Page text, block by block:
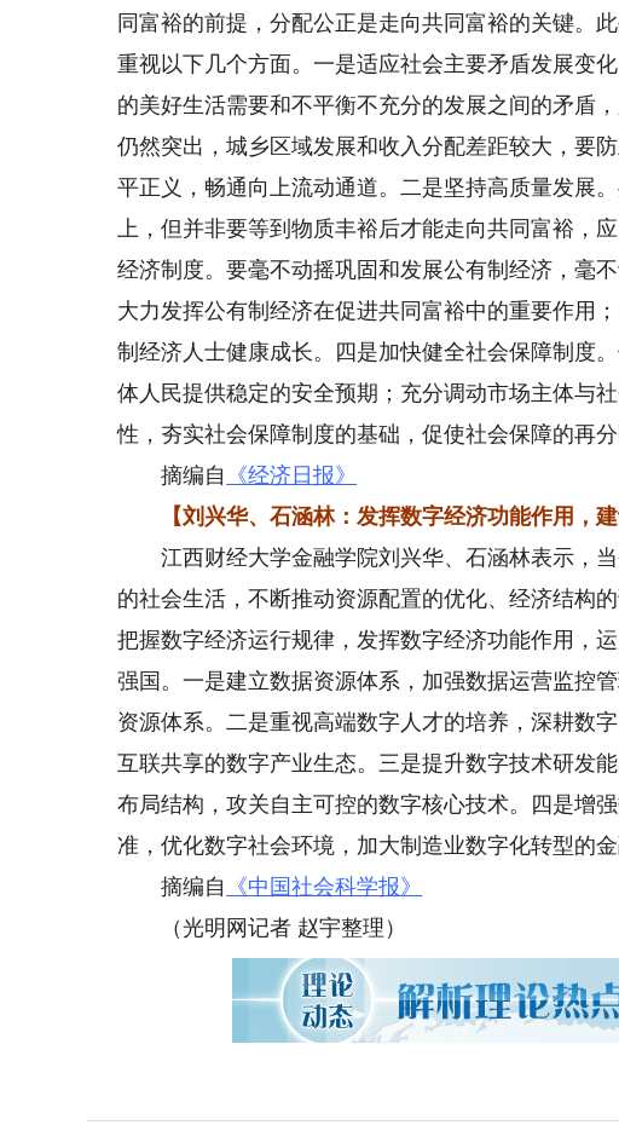
同富裕的前提，分配公正是走向共同富裕的关键。
重视以下几个方面。一是适应社会主要矛盾发展变
的美好生活需要和不平衡不充分的发展之间的矛盾
仍然突出，城乡区域发展和收入分配差距较大，要
平正义，畅通向上流动通道。二是坚持高质量发展
上，但并非要等到物质丰裕后才能走向共同富裕，
经济制度。要毫不动摇巩固和发展公有制经济，毫
大力发挥公有制经济在促进共同富裕中的重要作用
制经济人士健康成长。四是加快健全社会保障制度
体人民提供稳定的安全预期；充分调动市场主体与
性，夯实社会保障制度的基础，促使社会保障的再分
摘编自
《经济日报》
【刘兴华、石涵林：发挥数字经济功能作用，建
江西财经大学金融学院刘兴华、石涵林表示，当
的社会生活，不断推动资源配置的优化、经济结构
把握数字经济运行规律，发挥数字经济功能作用，
强国。一是建立数据资源体系，加强数据运营监控
资源体系。二是重视高端数字人才的培养，深耕数
互联共享的数字产业生态。三是提升数字技术研发
布局结构，攻关自主可控的数字核心技术。四是增
准，优化数字社会环境，加大制造业数字化转型的
摘编自
《中国社会科学报》
（光明网记者 赵宇整理）